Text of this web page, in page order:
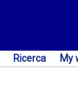
Ricerca My